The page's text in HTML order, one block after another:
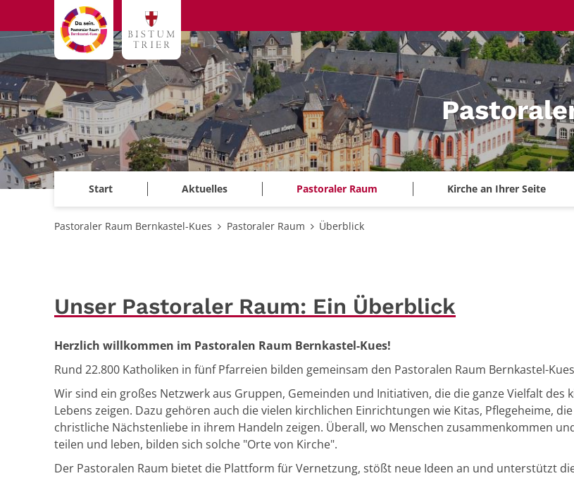
Zum Inhalt springen
Start Aktuelles Pastoraler Raum Kirche an Ihrer Seite
Pastoraler Raum Bernkastel-Kues Pastoraler Raum Überblick
Unser Pastoraler Raum: Ein Überblick
Herzlich willkommen im Pastoralen Raum Bernkastel-Kues!
Rund 22.800 Katholiken in fünf Pfarreien bilden gemeinsam den Pastoralen Raum Bernkastel-
Wir sind ein großes Netzwerk aus Gruppen, Gemeinden und Initiativen, die die ganze Vielfalt des
Lebens zeigen. Dazu gehören auch die vielen kirchlichen Einrichtungen wie Kitas, Pflegeheime,
christliche Nächstenliebe in ihrem Handeln zeigen. Überall, wo Menschen zusammenkommen
teilen und leben, bilden sich solche "Orte von Kirche".
Der Pastoralen Raum bietet die Plattform für Vernetzung, stößt neue Ideen an und unterstützt